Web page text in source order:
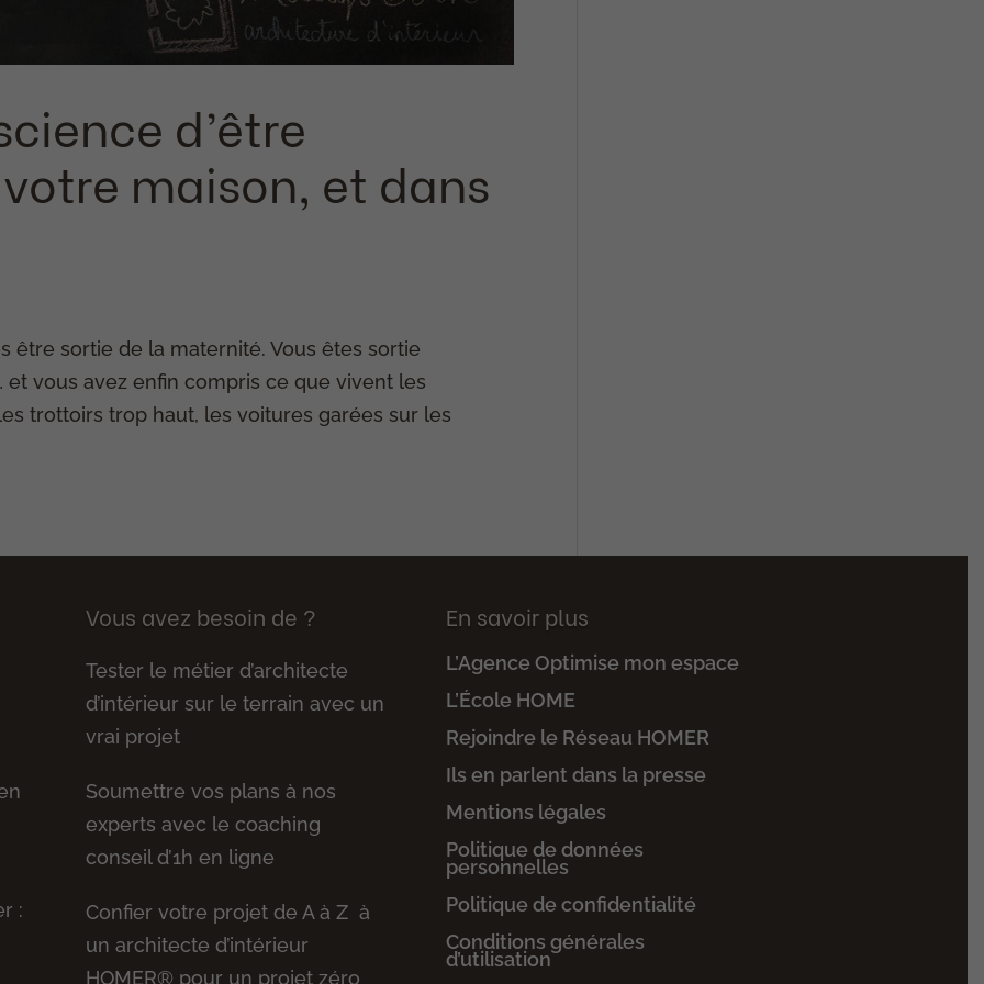
d’être
votre maison, et dans
être sortie de la maternité. Vous êtes sortie
vous avez enfin compris ce que vivent les
trottoirs trop haut, les voitures garées sur les
:
Vous avez besoin de ?
Tester le métier d’architecte
d’intérieur sur le terrain avec un
vrai projet
Soumettre vos plans à nos
experts avec le coaching
conseil d’1h en ligne
Confier votre projet de A à Z à
un architecte d’intérieur
HOMER® pour un projet zéro
En savoir plus
L’Agence Optimise mon espace
L’École HOME
Rejoindre le Réseau HOMER
Ils en parlent dans la presse
Mentions légales
Politique de données
personnelles
Politique de confidentialité
Conditions générales
d’utilisation